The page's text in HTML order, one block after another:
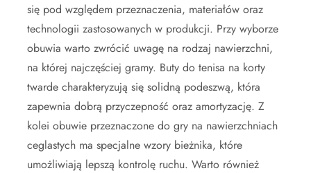
się pod względem przeznaczenia, materiałów oraz
technologii zastosowanych w produkcji. Przy wyborze
obuwia warto zwrócić uwagę na rodzaj nawierzchni,
na której najczęściej gramy. Buty do tenisa na korty
twarde charakteryzują się solidną podeszwą, która
zapewnia dobrą przyczepność oraz amortyzację. Z
kolei obuwie przeznaczone do gry na nawierzchniach
ceglastych ma specjalne wzory bieżnika, które
umożliwiają lepszą kontrolę ruchu. Warto również